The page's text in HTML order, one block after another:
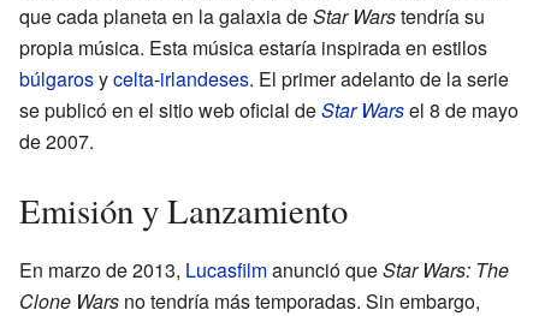
que cada planeta en la galaxia deStar Warstendría su
propia música. Esta música estaría inspirada en estilos
búlgarosycelta-irlandeses. El primer adelanto de la serie
se publicó en el sitio web oficial deStar Warsel 8 de mayo
de 2007.
Emisión y Lanzamiento
En marzo de 2013, Lucasfilmanunció queStar Wars: The
Clone Wars no tendría más temporadas. Sin embargo,